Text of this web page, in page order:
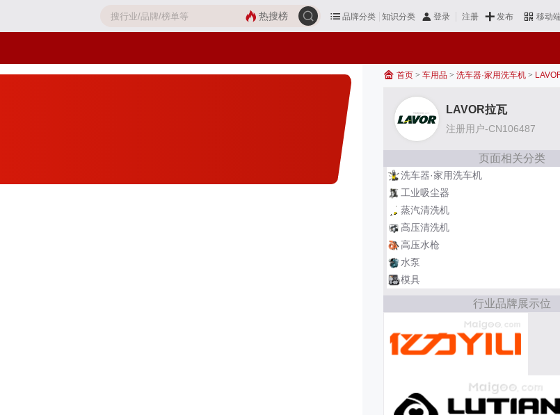
品牌分类 知识分类 登录 注册 发布 移动
热搜榜
首页 > 车用品 > 洗车器·家用洗车机 >
LAVOR拉瓦
注册用户-CN106487
页面相关分类
洗车器·家用洗车机
工业吸尘器
蒸汽清洗机
高压清洗机
高压水枪
水泵
模具
行业品牌展示位